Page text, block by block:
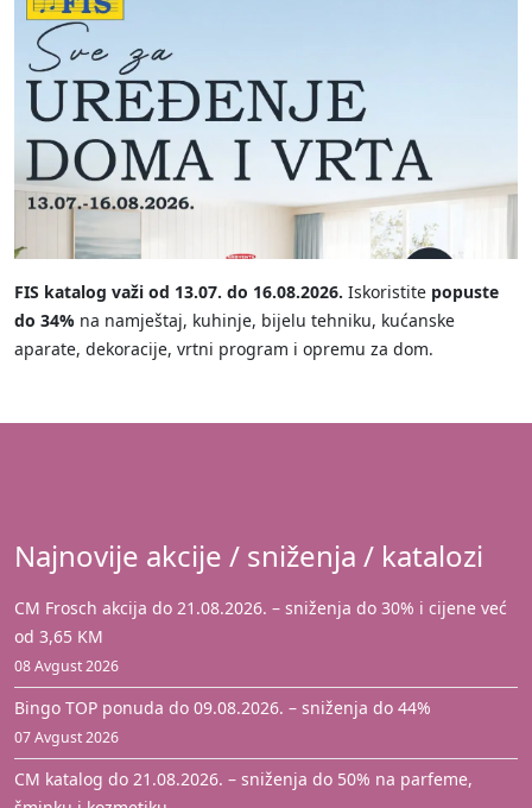
FIS katalog važi od 13.07. do 16.08.2026. Iskoristite popuste
do 34% na namještaj, kuhinje, bijelu tehniku, kućanske
aparate, dekoracije, vrtni program i opremu za dom.
Najnovije akcije / sniženja / katalozi
CM Frosch akcija do 21.08.2026. – sniženja do 30% i cijene već
od 3,65 KM
08 Avgust 2026
Bingo TOP ponuda do 09.08.2026. – sniženja do 44%
07 Avgust 2026
CM katalog do 21.08.2026. – sniženja do 50% na parfeme,